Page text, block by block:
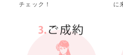
チェック！
に